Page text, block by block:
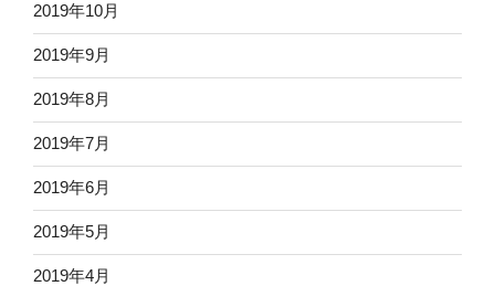
2019年10月
2019年9月
2019年8月
2019年7月
2019年6月
2019年5月
2019年4月